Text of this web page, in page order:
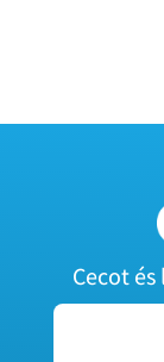
Cecot